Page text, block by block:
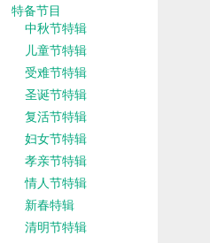
特备节目
中秋节特辑
儿童节特辑
受难节特辑
圣诞节特辑
复活节特辑
妇女节特辑
孝亲节特辑
情人节特辑
新春特辑
清明节特辑